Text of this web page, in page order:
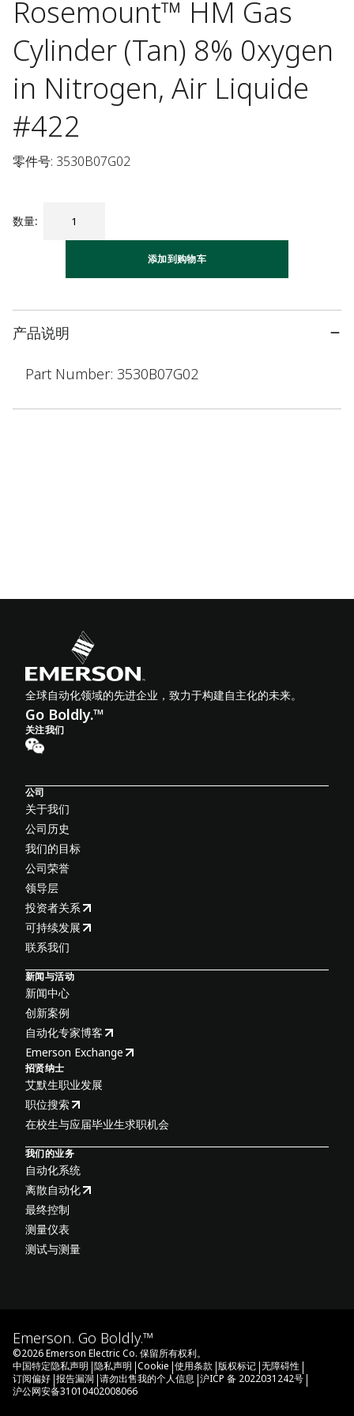
Rosemount™ HM Gas
Cylinder (Tan) 8% 0xygen
in Nitrogen, Air Liquide
#422
零件号: 3530B07G02
数量:
添加到购物车
产品说明
Part Number: 3530B07G02
全球自动化领域的先进企业，致力于构建自主化的未来。
Go Boldly.™
关注我们
公司
关于我们
公司历史
我们的目标
公司荣誉
领导层
投资者关系
可持续发展
联系我们
新闻与活动
新闻中心
创新案例
自动化专家博客
Emerson Exchange
招贤纳士
艾默生职业发展
职位搜索
在校生与应届毕业生求职机会
我们的业务
自动化系统
离散自动化
最终控制
测量仪表
测试与测量
Emerson. Go Boldly.™
©2026Emerson Electric Co. 保留所有权利。
中国特定隐私声明 |隐私声明 |Cookie |使用条款 |版权标记 |无障碍性 |
订阅偏好 |报告漏洞 |请勿出售我的个人信息 |沪ICP 备 2022031242号 |
沪公网安备31010402008066